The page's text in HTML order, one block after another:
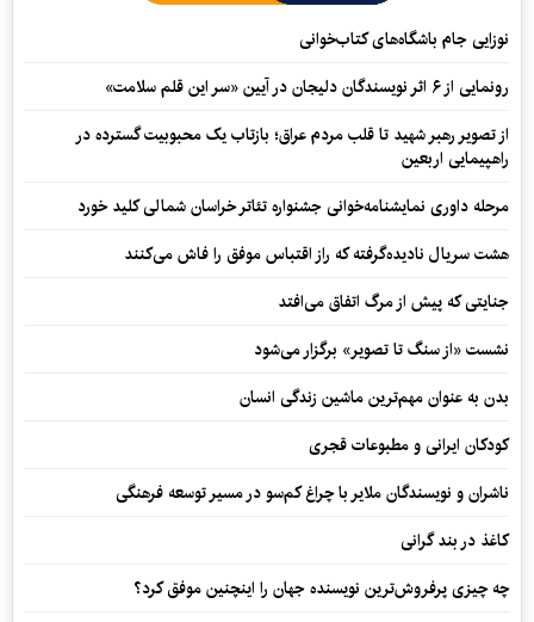
نوزایی جام باشگاه‌های کتاب‌خوانی
رونمایی از ۶ اثر نویسندگان دلیجان در آیین «سر این قلم سلامت»
از تصویر رهبر شهید تا قلب مردم عراق؛ بازتاب یک محبوبیت گسترده در
راهپیمایی اربعین
مرحله داوری نمایشنامه‌خوانی جشنواره تئاتر خراسان شمالی کلید خورد
هشت سریال نادیده‌گرفته که راز اقتباس موفق را فاش می‌کنند
جنایتی که پیش از مرگ اتفاق می‌افتد
نشست «از سنگ تا تصویر» برگزار می‌شود
بدن به عنوان مهم‌ترین ماشین زندگی انسان
کودکان ایرانی و مطبوعات قجری
ناشران و نویسندگان ملایر با چراغ کم‌سو در مسیر توسعه فرهنگی
کاغذ در بند گرانی
چه چیزی پرفروش‌ترین نویسنده جهان را اینچنین موفق کرد؟